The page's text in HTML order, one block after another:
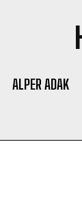
ALPER ADAK